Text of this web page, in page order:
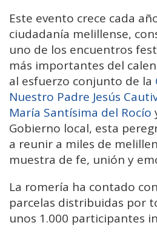
Este evento crece cada
ciudadanía melillense,
uno de los encuentros
más importantes del
al esfuerzo conjunto de la
Nuestro Padre Jesús
María Santísima del Rocío
Gobierno local, esta
a reunir a miles de
muestra de fe, unión y
La romería ha contado
parcelas distribuidas por
unos 1.000 participantes